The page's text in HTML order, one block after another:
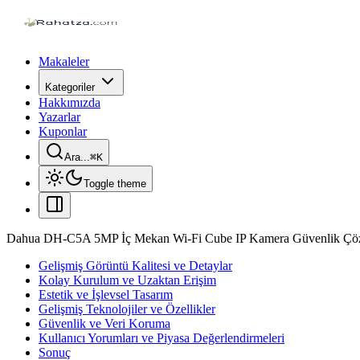
Makaleler
Kategoriler
Hakkımızda
Yazarlar
Kuponlar
Ara...⌘K
Toggle theme
Dahua DH-C5A 5MP İç Mekan Wi-Fi Cube IP Kamera Güvenlik
Gelişmiş Görüntü Kalitesi ve Detaylar
Kolay Kurulum ve Uzaktan Erişim
Estetik ve İşlevsel Tasarım
Gelişmiş Teknolojiler ve Özellikler
Güvenlik ve Veri Koruma
Kullanıcı Yorumları ve Piyasa Değerlendirmeleri
Sonuç